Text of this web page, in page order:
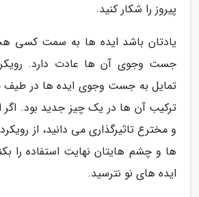
پیروز را شکار کنید.
یادتان باشد ایده ها به سمت کسی
جست وجوی آن ها عادت دارد.
تمایل به جست وجوی ایده ها در طیف
ترکیب آن ها در یک چیز جدید بود. اگر
و مخترع تاثیرگذاری می دانید، از
ها و چشم هایتان نهایت استفاده را
ایده های نو نترسید.